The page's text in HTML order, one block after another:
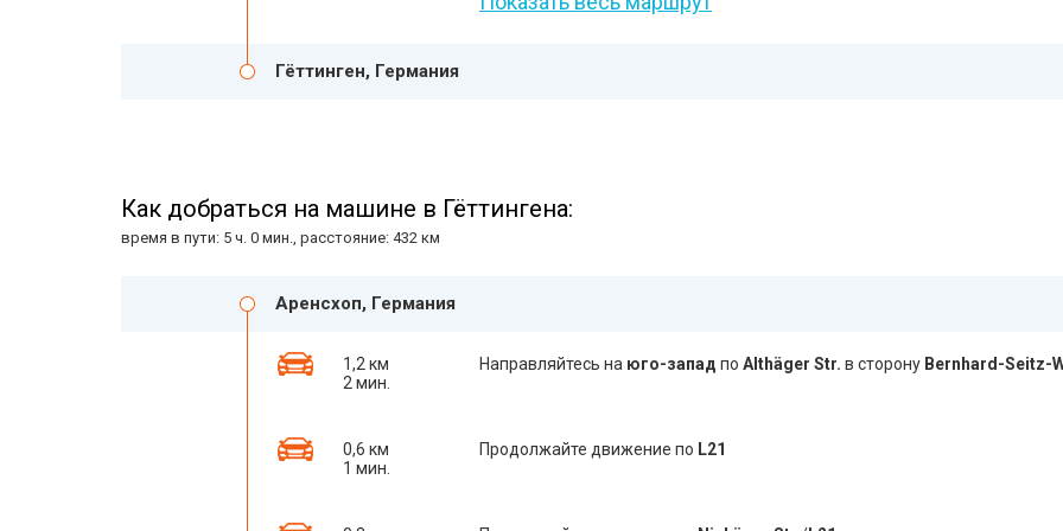
Гёттинген, Германия
Как добраться на машине в Гёттингена:
время в пути: 5 ч. 0 мин., расстояние: 432 км
Аренсхоп, Германия
1,2 км
2 мин.
Направляйтесь на юго-запад по Althäger Str. в сторону Bernhard-Seitz-
0,6 км
1 мин.
Продолжайте движение по L21